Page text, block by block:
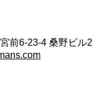
前6-23-4 桑野ビル2